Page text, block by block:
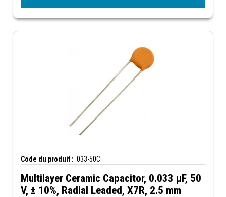
Code du produit : .033-50C
Multilayer Ceramic Capacitor, 0.033 µF, 50
V, ± 10%, Radial Leaded, X7R, 2.5 mm